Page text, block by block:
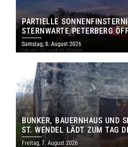
PARTIELLE
STERNWARTE PETERBERG
IHRE TORE
Samstag, 8. August 2026
BUNKER, BAUERNHAUS UND
ST. WENDEL LÄDT ZUM TAG
DENKMALS EIN
Freitag, 7. August 2026